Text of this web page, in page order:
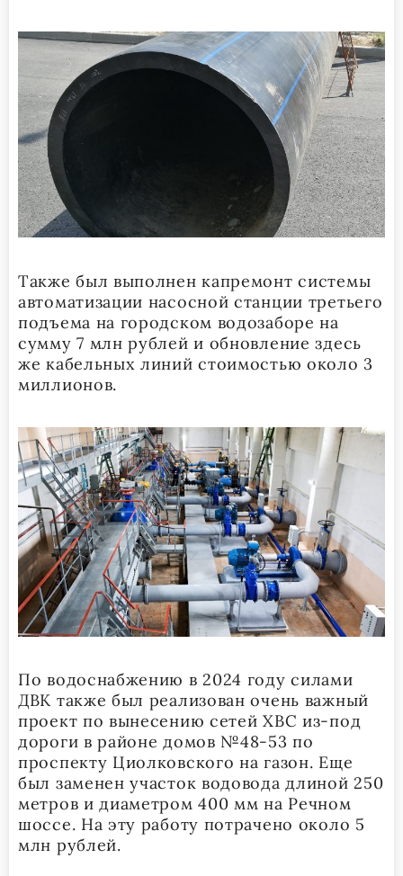
Также был выполнен капремонт системы
автоматизации насосной станции третьего
подъема на городском водозаборе на
сумму 7 млн рублей и обновление здесь
же кабельных линий стоимостью около 3
миллионов.
По водоснабжению в 2024 году силами
ДВК также был реализован очень важный
проект по вынесению сетей ХВС из-под
дороги в районе домов №48-53 по
проспекту Циолковского на газон. Еще
был заменен участок водовода длиной 250
метров и диаметром 400 мм на Речном
шоссе. На эту работу потрачено около 5
млн рублей.